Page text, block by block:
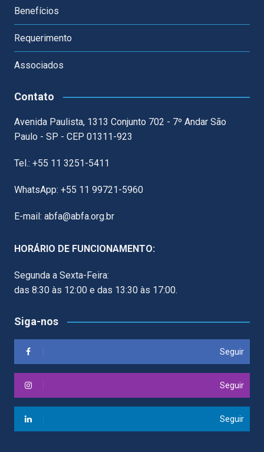
Benefícios
Requerimento
Associados
Contato
Avenida Paulista, 1313 Conjunto 702 - 7º Andar São
Paulo - SP - CEP 01311-923
Tel.: +55 11 3251-5411
WhatsApp: +55 11 99721-5960
E-mail: abfa@abfa.org.br
HORÁRIO DE FUNCIONAMENTO:
Segunda a Sexta-Feira:
das 8:30 às 12:00 e das 13:30 às 17:00.
Siga-nos
Seguir
Seguir
Seguir